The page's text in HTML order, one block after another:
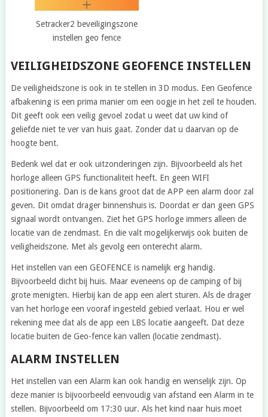
Setracker2 beveiligingszone
instellen geo fence
VEILIGHEIDSZONE GEOFENCE INSTELLEN
De veiligheidszone is ook in te stellen in 3D modus. Een Geofence
afbakening is een prima manier om een oogje in het zeil te houden.
Dit geeft ook een veilig gevoel zodat u weet dat uw kind of
geliefde niet te ver van huis gaat. Zonder dat u daarvan op de
hoogte bent.
Bedenk wel dat er ook uitzonderingen zijn. Bijvoorbeeld als het
horloge alleen GPS functionaliteit heeft. En geen WIFI
positionering. Dan is de kans groot dat de APP een alarm door zal
geven. Dit omdat drager binnenshuis is. Doordat er dan geen GPS
signaal wordt ontvangen. Ziet het GPS horloge immers alleen de
locatie van de zendmast. En die valt mogelijkerwijs ook buiten de
veiligheidszone. Met als gevolg een onterecht alarm.
Het instellen van een GEOFENCE is namelijk erg handig.
Bijvoorbeeld dicht bij huis. Maar eveneens op de camping of bij
grote menigten. Hierbij kan de app een alert sturen. Als de drager
van het horloge een vooraf ingesteld gebied verlaat. Hou er wel
rekening mee dat als de app een LBS locatie aangeeft. Dat deze
locatie buiten de Geo-fence kan vallen (locatie zendmast).
ALARM INSTELLEN
Het instellen van een Alarm kan ook handig en wenselijk zijn. Op
deze manier is bijvoorbeeld eenvoudig van afstand een Alarm in te
stellen. Bijvoorbeeld om 17:30 uur. Als het kind naar huis moet